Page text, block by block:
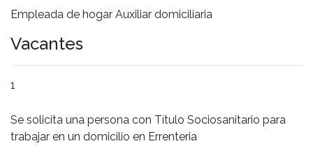
Empleada de hogar Auxiliar domiciliaria
Vacantes
1
Se solicita una persona con Título Sociosanitario para
trabajar en un domicilio en Errenteria